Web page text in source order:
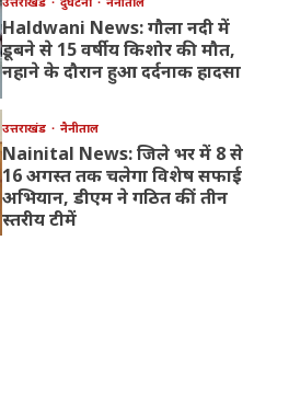
Haldwani News: गौला नदी में
डूबने से 15 वर्षीय किशोर की मौत,
नहाने के दौरान हुआ दर्दनाक हादसा
उत्तराखंड नैनीताल
Nainital News: जिले भर में 8 से
16 अगस्त तक चलेगा विशेष सफाई
अभियान, डीएम ने गठित कीं तीन
स्तरीय टीमें